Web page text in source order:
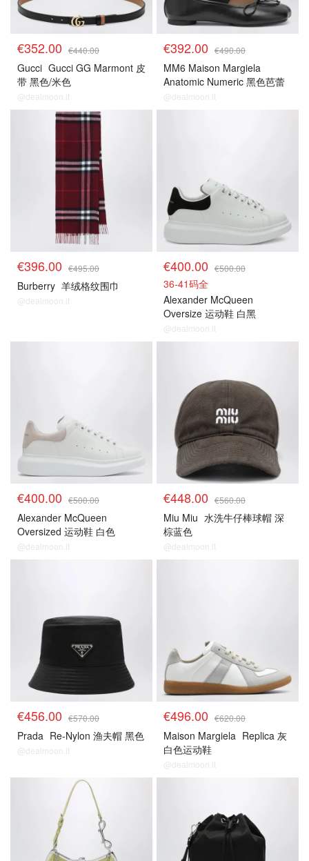
€352.00 €440.00
Gucci Gucci GG Marmont 皮
带 黑色/米色
@dealmoon.it
€392.00 €490.00
MM6 Maison Margiela
Anatomic Numeric 黑色芭蕾
平底鞋
@dealmoon.it
€396.00 €495.00
Burberry 羊绒格纹围巾
@dealmoon.it
€400.00 €500.00
36-41码全
Alexander McQueen
Oversize 运动鞋 白黑
@dealmoon.it
€400.00 €500.00
Alexander McQueen
Oversized 运动鞋 白色
@dealmoon.it
€448.00 €560.00
Miu Miu 水洗牛仔棒球帽 深
棕蓝色
@dealmoon.it
€456.00 €570.00
Prada Re-Nylon 渔夫帽 黑色
@dealmoon.it
€496.00 €620.00
Maison Margiela Replica 灰
白色运动鞋
@dealmoon.it